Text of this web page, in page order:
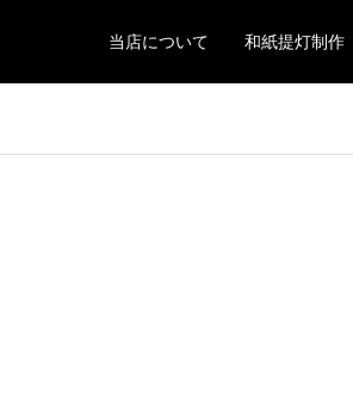
当店について 和紙提灯制作